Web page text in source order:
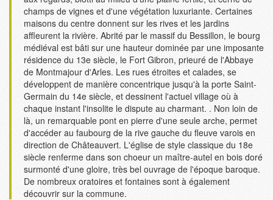
champs de vignes et d'une végétation luxuriante. Certaines
maisons du centre donnent sur les rives et les jardins
affleurent la rivière. Abrité par le massif du Bessillon, le bourg
médiéval est bâti sur une hauteur dominée par une imposante
résidence du 13e siècle, le Fort Gibron, prieuré de l'Abbaye
de Montmajour d'Arles. Les rues étroites et calades, se
développent de manière concentrique jusqu'à la porte Saint-
Germain du 14e siècle, et dessinent l'actuel village où à
chaque instant l'insolite le dispute au charmant. . Non loin de
là, un remarquable pont en pierre d'une seule arche, permet
d'accéder au faubourg de la rive gauche du fleuve varois en
direction de Châteauvert. L'église de style classique du 18e
siècle renferme dans son choeur un maître-autel en bois doré
surmonté d'une gloire, très bel ouvrage de l'époque baroque.
De nombreux oratoires et fontaines sont à également
découvrir sur la commune.